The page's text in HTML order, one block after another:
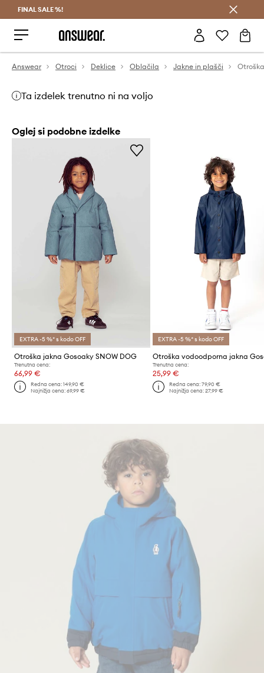
FINAL SALE %!
Answear Otroci Deklice Oblačila Jakne in plašči
Ta izdelek trenutno ni na voljo
Oglej si podobne izdelke
EXTRA -5 %* s kodo OFF
Otroška jakna Gosoaky SNOW DOG
Trenutna cena:
66,99 €
Redna cena:149,90 €
Najnižja cena:69,99 €
EXTRA -5 %* s kodo OFF
Trenutna cena:
25,99 €
Redna cena: 79,90 €
Najnižja cena: 27,99 €